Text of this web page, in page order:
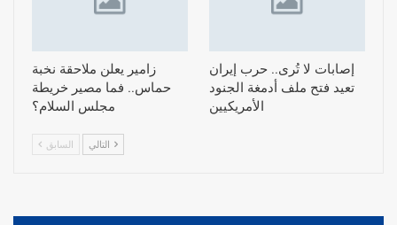
زامير يعلن ملاحقة نخبة
حماس.. فما مصير خريطة
مجلس السلام؟
إصابات لا تُرى.. حرب إيران
تعيد فتح ملف أدمغة الجنود
الأمريكيين
السابق